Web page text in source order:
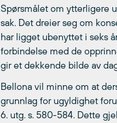
Spørsmålet om ytterligere
sak. Det dreier seg om
har ligget ubenyttet i seks
forbindelse med de
gir et dekkende bilde av
Bellona vil minne om at
grunnlag for ugyldighet
6. utg. s. 580-584. Dette